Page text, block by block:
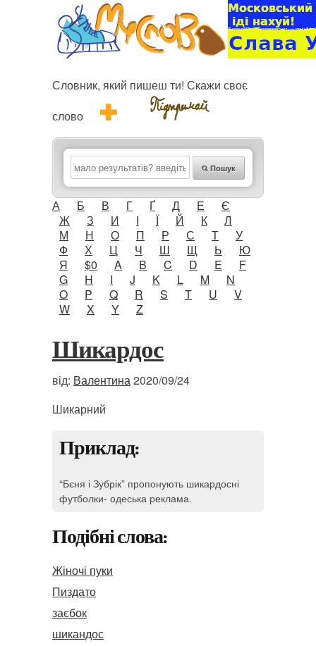
Словник, який пишеш ти! Скажи своє
слово
Пошук
А Б В Г Ґ Д Е
Є
Ж
З И І Ї Й К
Л
М
Н О П Р С Т
У
Ф
Х Ц Ч Ш Щ Ь
Ю
Я
$0 A B C D E
F
G
H I J K L M
N
O
P Q R S T U
V
W
X Y Z
Шикардос
від: Валентина2020/09/24
Шикарний
Приклад:
“Бєня і Зубрік” пропонують шикардосні
футболки- одеська реклама.
Подібні слова:
Жіночі пуки
Пиздато
заєбок
шикандос